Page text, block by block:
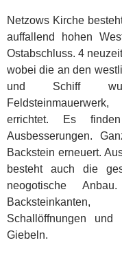
Netzows Kirche
auffallend hohen
Ostabschluss. 4
wobei die an den
und Schiff
errichtet. Es
Ausbesserungen.
Backstein erneuert.
besteht auch die
neogotische
Backsteinkanten,
Schallöffnungen
Giebeln.